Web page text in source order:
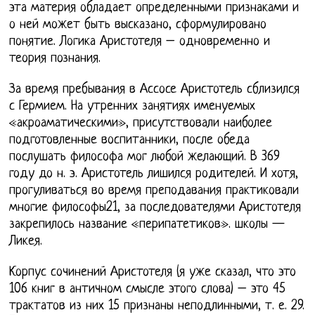
эта материя обладает определенными признаками и
о ней может быть высказано, сформулировано
понятие. Логика Аристотеля – одновременно и
теория познания.
За время пребывания в Ассосе Аристотель сблизился
с Гермием. На утренних занятиях именуемых
«акроаматическими», присутствовали наиболее
подготовленные воспитанники, после обеда
послушать философа мог любой желающий. В 369
году до н. э. Аристотель лишился родителей. И хотя,
прогуливаться во время преподавания практиковали
многие философы21, за последователями Аристотеля
закрепилось название «перипатетиков». школы —
Ликея.
Корпус сочинений Аристотеля (я уже сказал, что это
106 книг в античном смысле этого слова) – это 45
трактатов из них 15 признаны неподлинными, т. е. 29.